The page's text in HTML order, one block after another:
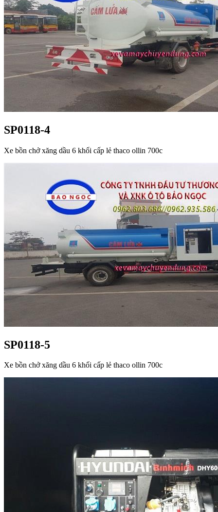
SP0118-4
Xe bồn chở xăng dầu 6 khối cấp lẻ thaco ollin 700c
SP0118-5
Xe bồn chở xăng dầu 6 khối cấp lẻ thaco ollin 700c